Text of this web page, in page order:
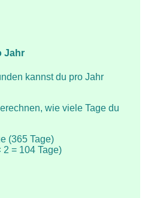
Jahr
kannst du pro Jahr
wie viele Tage du
(365 Tage)
= 104 Tage)